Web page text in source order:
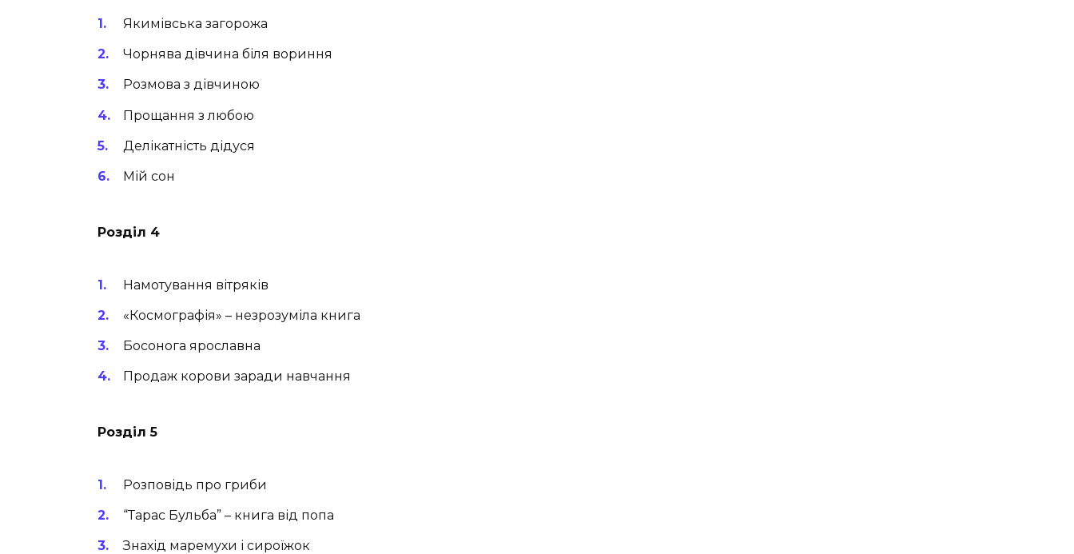
Якимівська загорожа
Чорнява дівчина біля вориння
Розмова з дівчиною
Прощання з любою
Делікатність дідуся
Мій сон
Розділ 4
Намотування вітряків
«Космографія» – незрозуміла книга
Босонога ярославна
Продаж корови заради навчання
Розділ 5
Розповідь про гриби
“Тарас Бульба” – книга від попа
Знахід маремухи і сироїжок